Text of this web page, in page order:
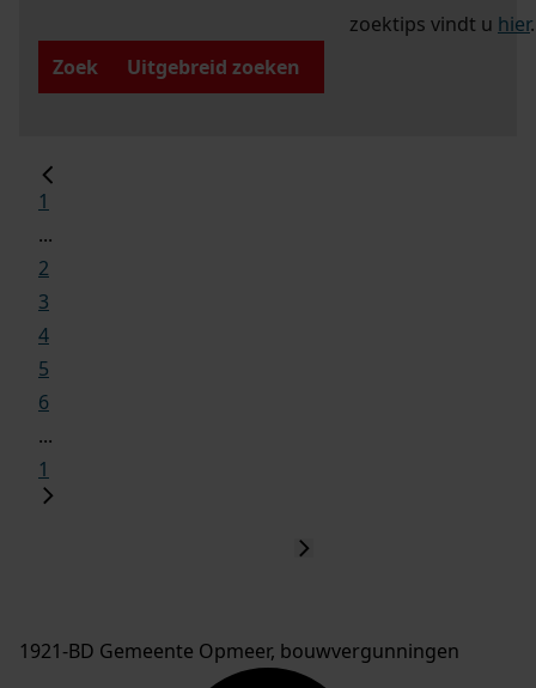
zoektips vindt u hier.
Zoek
Uitgebreid zoeken
1
...
2
3
4
5
6
...
1
1921-BD Gemeente Opmeer, bouwvergunningen